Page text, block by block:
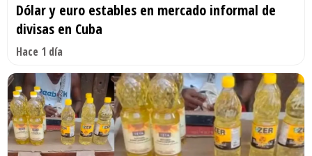
Dólar y euro estables en mercado informal de
divisas en Cuba
Hace 1 día